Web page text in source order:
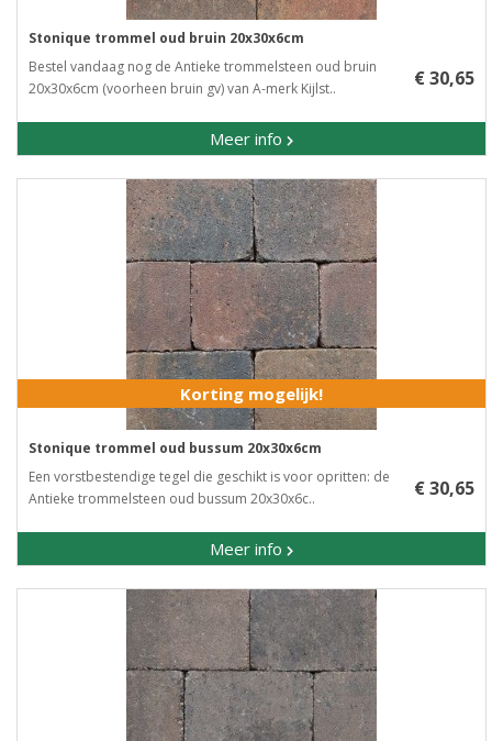
Stonique trommel oud bruin 20x30x6cm
Bestel vandaag nog de Antieke trommelsteen oud bruin
20x30x6cm (voorheen bruin gv) van A-merk Kijlst..
Meer info
€ 30,65
Korting mogelijk!
Stonique trommel oud bussum 20x30x6cm
Een vorstbestendige tegel die geschikt is voor opritten: de
Antieke trommelsteen oud bussum 20x30x6c..
Meer info
€ 30,65